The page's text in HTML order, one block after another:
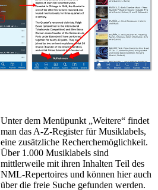
Unter dem Menüpunkt „Weitere“ findet
man das A-Z-Register für Musiklabels,
eine zusätzliche Recherchemöglichkeit.
Über 1.000 Musiklabels sind
mittlerweile mit ihren Inhalten Teil des
NML-Repertoires und können hier auch
über die freie Suche gefunden werden.